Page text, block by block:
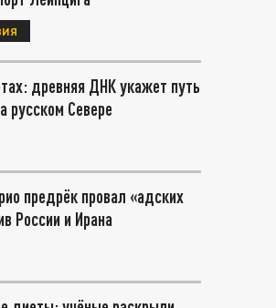
древняя ДНК укажет путь
русском Севере
предрёк провал «адских
России и Ирана